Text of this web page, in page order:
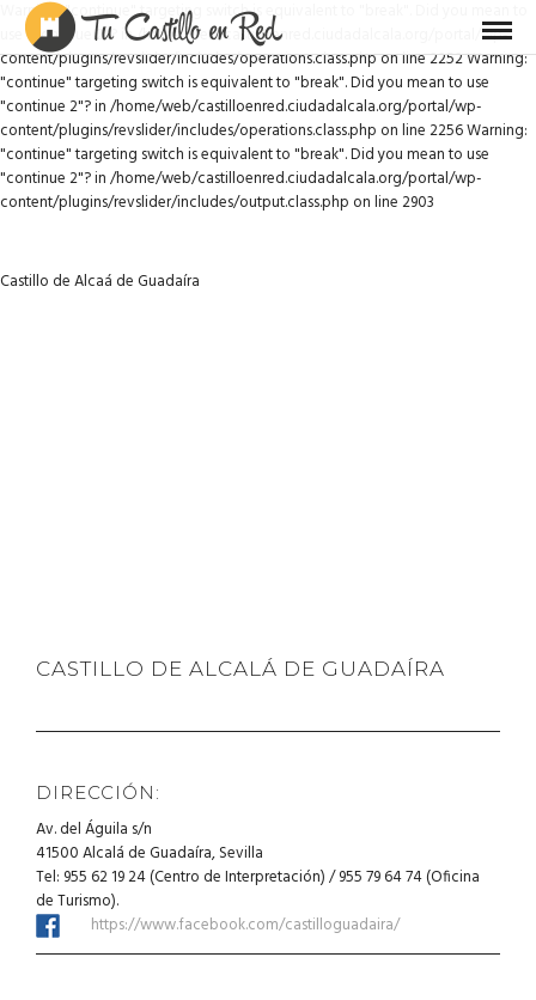
Warning: "continue" targeting switch is equivalent to "break". Did you mean to
use "continue 2"? in /home/web/castilloenred.ciudadalcala.org/portal/wp-
content/plugins/revslider/includes/operations.class.php on line 2252 Warning:
"continue" targeting switch is equivalent to "break". Did you mean to use
"continue 2"? in /home/web/castilloenred.ciudadalcala.org/portal/wp-
content/plugins/revslider/includes/operations.class.php on line 2256 Warning:
"continue" targeting switch is equivalent to "break". Did you mean to use
"continue 2"? in /home/web/castilloenred.ciudadalcala.org/portal/wp-
content/plugins/revslider/includes/output.class.php on line 2903
Castillo de Alcaá de Guadaíra
CASTILLO DE ALCALÁ DE GUADAÍRA
DIRECCIÓN:
Av. del Águila s/n
41500 Alcalá de Guadaíra, Sevilla
Tel: 955 62 19 24 (Centro de Interpretación) / 955 79 64 74 (Oficina
de Turismo).
https://www.facebook.com/castilloguadaira/